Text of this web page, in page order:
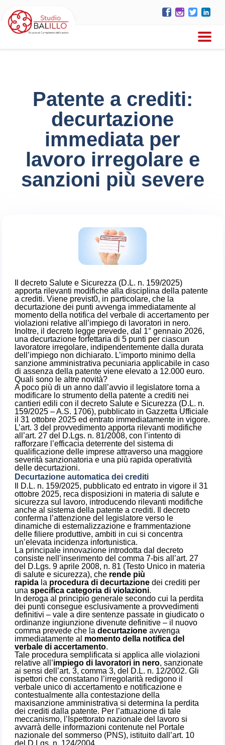
Patente a crediti:
decurtazione
immediata per
lavoro irregolare e
sanzioni più severe
Il decreto Salute e Sicurezza (D.L. n. 159/2025)
apporta rilevanti modifiche alla disciplina della patente
a crediti. Viene previst0, in particolare, che la
decurtazione dei punti avvenga immediatamente al
momento della notifica del verbale di accertamento per
violazioni relative all’impiego di lavoratori in nero.
Inoltre, il decreto legge prevede, dal 1° gennaio 2026,
una decurtazione forfettaria di 5 punti per ciascun
lavoratore irregolare, indipendentemente dalla durata
dell’impiego non dichiarato. L’importo minimo della
sanzione amministrativa pecuniaria applicabile in caso
di assenza della patente viene elevato a 12.000 euro.
Quali sono le altre novità?
A poco più di un anno dall’avvio il legislatore torna a
modificare lo strumento della patente a crediti nei
cantieri edili con il decreto Salute e Sicurezza (D.L. n.
159/2025 – A.S. 1706), pubblicato in Gazzetta Ufficiale
il 31 ottobre 2025 ed entrato immediatamente in vigore.
L’art. 3 del provvedimento apporta rilevanti modifiche
all’art. 27 del D.Lgs. n. 81/2008, con l’intento di
rafforzare l’efficacia deterrente del sistema di
qualificazione delle imprese attraverso una maggiore
severità sanzionatoria e una più rapida operatività
delle decurtazioni.
Decurtazione automatica dei crediti
Il D.L. n. 159/2025, pubblicato ed entrato in vigore il 31
ottobre 2025, reca disposizioni in materia di salute e
sicurezza sul lavoro, introducendo rilevanti modifiche
anche al sistema della patente a crediti. Il decreto
conferma l’attenzione del legislatore verso le
dinamiche di esternalizzazione e frammentazione
delle filiere produttive, ambiti in cui si concentra
un’elevata incidenza infortunistica.
La principale innovazione introdotta dal decreto
consiste nell’inserimento del comma 7-bis all’art. 27
del D.Lgs. 9 aprile 2008, n. 81 (Testo Unico in materia
di salute e sicurezza), che rende più
rapida la procedura di decurtazione dei crediti per
unaspecifica categoria di violazioni.
In deroga al principio generale secondo cui la perdita
dei punti consegue esclusivamente a provvedimenti
definitivi – vale a dire sentenze passate in giudicato o
ordinanze ingiunzione divenute definitive – il nuovo
comma prevede che ladecurtazione avvenga
immediatamente al momento della notifica del
verbale di accertamento.
Tale procedura semplificata si applica alle violazioni
relative all’impiego di lavoratori in nero, sanzionate
ai sensi dell’art. 3, comma 3, del D.L. n. 12/2002. Gli
ispettori che constatano l’irregolarità redigono il
verbale unico di accertamento e notificazione e
contestualmente alla contestazione della
maxisanzione amministrativa si determina la perdita
dei crediti dalla patente. Per l’attuazione di tale
meccanismo, l’Ispettorato nazionale del lavoro si
avvarrà delle informazioni contenute nel Portale
nazionale del sommerso (PNS), istituito dall’art. 10
del D.Lgs. n. 124/2004.